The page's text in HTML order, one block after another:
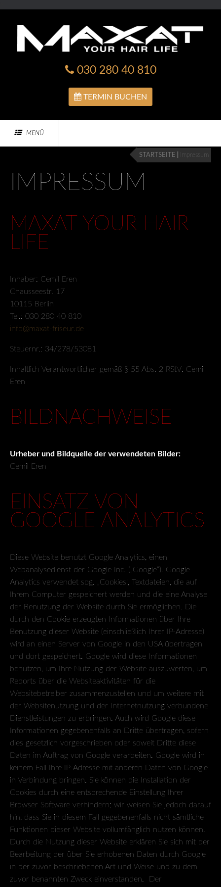
030 280 40 810
TERMIN BUCHEN
MENÜ
STARTSEITE Impressum
IMPRESSUM
MAXAT YOUR HAIR
LIFE
Inhaber: Cemil Eren
Chausseestr. 17
10115 Berlin
Tel.: 030 280 40 810
info@maxat-friseur.de
Steuernr.: 34/278/53081
Inhaltlich Verantwortlicher gemäß § 55 Abs. 2 RStV: Cemil
Eren
BILDNACHWEISE
Urheber und Bildquelle der verwendeten Bilder:
Cemil Eren
EINSATZ VON
GOOGLE ANALYTICS
Diese Website benutzt Google Analytics, einen
Webanalysedienst der Google Inc. („Google“). Google
Analytics verwendet sog. „Cookies“, Textdateien, die auf
Ihrem Computer gespeichert werden und die eine Analyse
der Benutzung der Website durch Sie ermöglichen. Die
durch den Cookie erzeugten Informationen über Ihre
Benutzung dieser Website (einschließlich Ihrer IP-Adresse)
wird an einen Server von Google in den USA übertragen
und dort gespeichert. Google wird diese Informationen
benutzen, um Ihre Nutzung der Website auszuwerten, um
Reports über die Websiteaktivitäten für die
Websitebetreiber zusammenzustellen und um weitere mit
der Websitenutzung und der Internetnutzung verbundene
Dienstleistungen zu erbringen. Auch wird Google diese
Informationen gegebenenfalls an Dritte übertragen, sofern
dies gesetzlich vorgeschrieben oder soweit Dritte diese
Daten im Auftrag von Google verarbeiten. Google wird in
keinem Fall Ihre IP-Adresse mit anderen Daten von Google
in Verbindung bringen. Sie können die Installation der
Cookies durch eine entsprechende Einstellung Ihrer
Browser Software verhindern; wir weisen Sie jedoch darauf
hin, dass Sie in diesem Fall gegebenenfalls nicht sämtliche
Funktionen dieser Website vollumfänglich nutzen können.
Durch die Nutzung dieser Website erklären Sie sich mit der
Bearbeitung der über Sie erhobenen Daten durch Google
in der zuvor beschriebenen Art und Weise und zu dem
zuvor benannten Zweck einverstanden. Der